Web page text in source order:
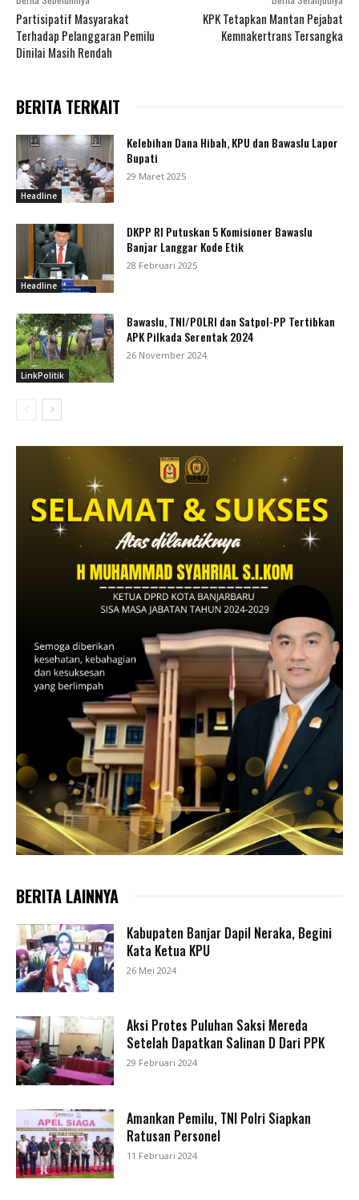
Partisipatif Masyarakat
Terhadap Pelanggaran Pemilu
Dinilai Masih Rendah
KPK Tetapkan Mantan Pejabat
Kemnakertrans Tersangka
BERITA TERKAIT
Headline
Kelebihan Dana Hibah, KPU dan Bawaslu Lapor
Bupati
29 Maret 2025
Headline
DKPP RI Putuskan 5 Komisioner Bawaslu
Banjar Langgar Kode Etik
28 Februari 2025
LinkPolitik
Bawaslu, TNI/POLRI dan Satpol-PP Tertibkan
APK Pilkada Serentak 2024
26 November 2024
BERITA LAINNYA
Kabupaten Banjar Dapil Neraka, Begini
Kata Ketua KPU
26 Mei 2024
Aksi Protes Puluhan Saksi Mereda
Setelah Dapatkan Salinan D Dari PPK
29 Februari 2024
Amankan Pemilu, TNI Polri Siapkan
Ratusan Personel
11 Februari 2024